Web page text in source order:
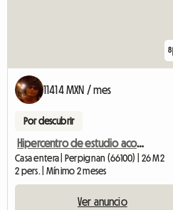
8
11414 MXN / mes
Por descubrir
Hipercentro de estudio acogedor cerca de Place des Poils
Casa entera | Perpignan (66100) | 26 M2
2 pers. | Mínimo 2 meses
Ver anuncio